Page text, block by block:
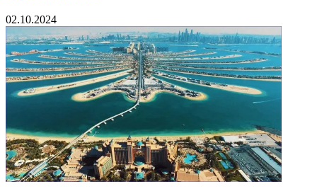
02.10.2024